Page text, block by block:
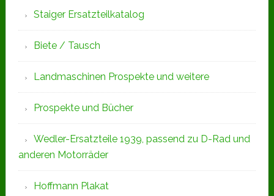
Staiger Ersatzteilkatalog
Biete / Tausch
Landmaschinen Prospekte und weitere
Prospekte und Bücher
Wedler-Ersatzteile 1939, passend zu D-Rad und
anderen Motorräder
Hoffmann Plakat